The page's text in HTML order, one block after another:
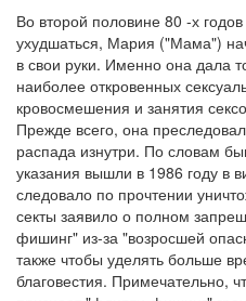
Во второй половине 80 -х
ухудшаться, Мария ("Мама")
в свои руки. Именно она дала
наиболее откровенных
кровосмешения и занятия
Прежде всего, она
распада изнутри. По словам
указания вышли в 1986 году в
следовало по прочтении
секты заявило о полном
фишинг" из-за "возросшей
также чтобы уделять больше
благовестия. Примечательно,